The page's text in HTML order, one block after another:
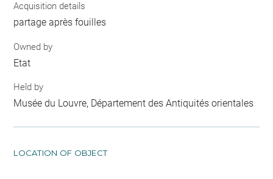
Acquisition details
partage après fouilles
Owned by
Etat
Held by
Musée du Louvre, Département des Antiquités orientales
LOCATION OF OBJECT